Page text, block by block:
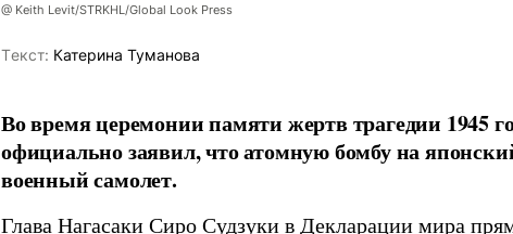
@ Keith Levit/STRKHL/Global Look Press
Tекст: Катерина Туманова
Во время церемонии памяти жертв трагедии 1945
официально заявил, что атомную бомбу на
военный самолет.
Глава Нагасаки Сиро Судзуки в Декларации мира